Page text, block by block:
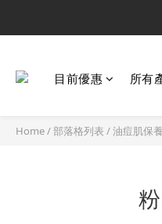
目前優惠 所有
Home/部落格列表 /油痘肌保養